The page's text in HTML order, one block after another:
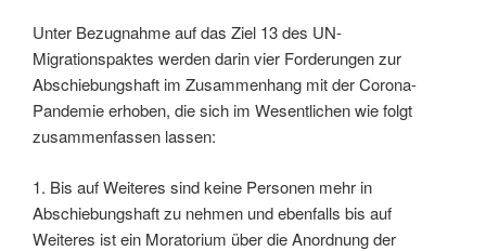
Unter Bezugnahme auf das Ziel 13 des UN-
Migrationspaktes werden darin vier Forderungen zur
Abschiebungshaft im Zusammenhang mit der Corona-
Pandemie erhoben, die sich im Wesentlichen wie folgt
zusammenfassen lassen:
1. Bis auf Weiteres sind keine Personen mehr in
Abschiebungshaft zu nehmen und ebenfalls bis auf
Weiteres ist ein Moratorium über die Anordnung der